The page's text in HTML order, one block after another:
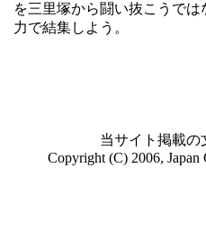
を三里塚から闘い抜こうで
力で結集しよう。
当サイト掲載の
Copyright (C) 2006, Japan